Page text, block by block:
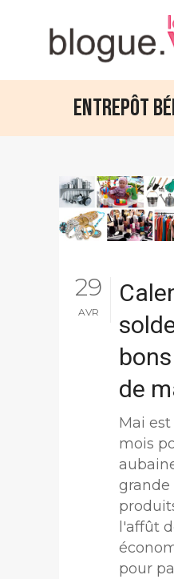
Entrepôt
29
AVR
de
Mai
mois
grande
l'affût
pour